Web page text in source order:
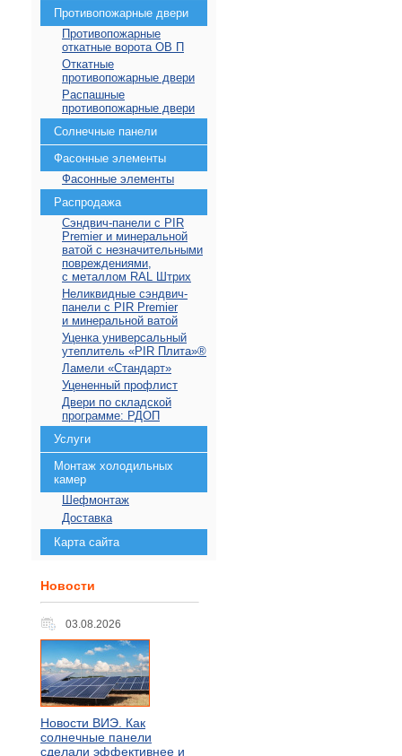
Противопожарные двери
Противопожарные
откатные ворота ОВ П
Откатные
противопожарные двери
Распашные
противопожарные двери
Солнечные панели
Фасонные элементы
Фасонные элементы
Распродажа
Сэндвич-панели с PIR
Premier и минеральной
ватой с незначительными
повреждениями,
с металлом RAL Штрих
Неликвидные сэндвич-
панели с PIR Premier
и минеральной ватой
Уценка универсальный
утеплитель «PIR Плита»⁠®
Ламели «Стандарт»
Уцененный профлист
Двери по складской
программе: РДОП
Услуги
Монтаж холодильных
камер
Шефмонтаж
Доставка
Карта сайта
Новости
03.08.2026
Новости ВИЭ. Как
солнечные панели
сделали эффективнее и